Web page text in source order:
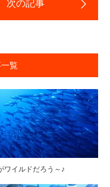
覧
ワイルドだろう～♪